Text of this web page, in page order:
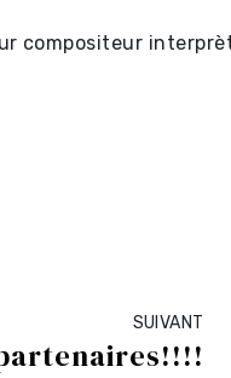
compositeur
SUIVANT